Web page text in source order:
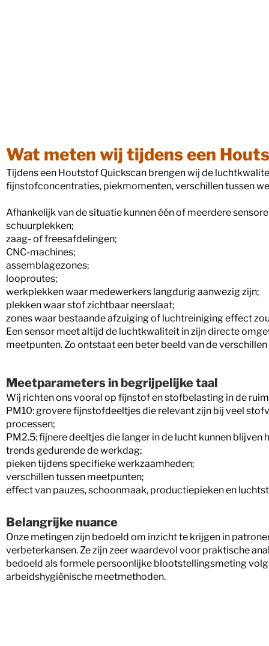
Wat meten wij tijdens een
Tijdens een Houtstof Quickscan brengen wij de
fijnstofconcentraties, piekmomenten, verschillen tussen
Afhankelijk van de situatie kunnen één of meerdere
schuurplekken;
zaag- of freesafdelingen;
CNC-machines;
assemblagezones;
looproutes;
werkplekken waar medewerkers langdurig aanwezig zijn;
plekken waar stof zichtbaar neerslaat;
zones waar bestaande afzuiging of luchtreiniging effect
Een sensor meet altijd de luchtkwaliteit in zijn directe
meetpunten. Zo ontstaat een beter beeld van de
Meetparameters in begrijpelijke taal
Wij richten ons vooral op fijnstof en stofbelasting in de
PM10: grovere fijnstofdeeltjes die relevant zijn bij veel
processen;
PM2.5: fijnere deeltjes die langer in de lucht kunnen blijven
trends gedurende de werkdag;
pieken tijdens specifieke werkzaamheden;
verschillen tussen meetpunten;
effect van pauzes, schoonmaak, productiepieken en
Belangrijke nuance
Onze metingen zijn bedoeld om inzicht te krijgen in
verbeterkansen. Ze zijn zeer waardevol voor praktische
bedoeld als formele persoonlijke blootstellingsmeting
arbeidshygiënische meetmethoden.